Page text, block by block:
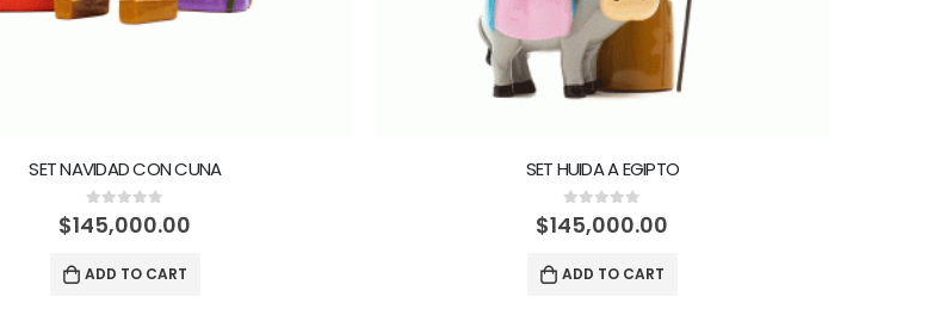
SET NAVIDAD CON CUNA
0 out of 5
$145,000.00
ADD TO CART
SET HUIDA A EGIPTO
0 out of 5
$145,000.00
ADD TO CART